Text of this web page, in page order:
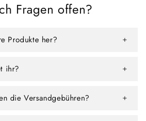
Fragen offen?
Produkte her?
ihr?
die Versandgebühren?